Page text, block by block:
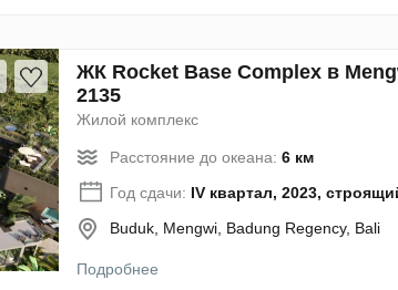
ЖК Rocket Base Complex в
2135
Жилой комплекс
Расстояние до океана: 6 км
Год сдачи: IV квартал, 2023,
Buduk, Mengwi, Badung Regency, Bali
Подробнее